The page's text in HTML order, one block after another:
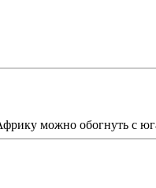
можно обогнуть с